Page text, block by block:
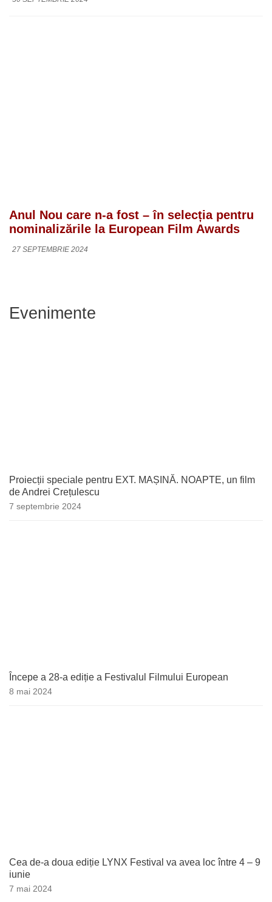
Anul Nou care n-a fost – în selecția pentru
nominalizările la European Film Awards
27 SEPTEMBRIE 2024
Evenimente
Proiecții speciale pentru EXT. MAȘINĂ. NOAPTE, un film
de Andrei Crețulescu
7 septembrie 2024
Începe a 28-a ediție a Festivalul Filmului European
8 mai 2024
Cea de-a doua ediție LYNX Festival va avea loc între 4 – 9
iunie
7 mai 2024